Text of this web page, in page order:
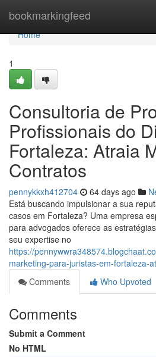
bookmarkingfeed
Home
Home
1
Consultoria de
Profissionais do
Fortaleza: Atraia
Contratos
pennykkxh412704 64 days ago
Está buscando impulsionar a sua
casos em Fortaleza? Uma empresa
para advogados oferece as
seu expertise no
https://
marketing-para-juristas-em-fortaleza-
Comments
Who Upvoted
Comments
Submit a Comment
No HTML